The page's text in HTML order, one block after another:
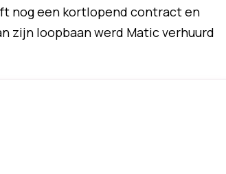
nog een kortlopend contract en
zijn loopbaan werd Matic verhuurd